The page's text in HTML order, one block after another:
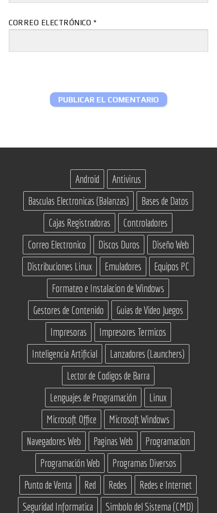
CORREO ELECTRÓNICO *
Android
Antivirus
Basculas Electronicas (Balanzas)
Bases de Datos
Cajas Registradoras
Controladores
Correo Electronico
Discos Duros
Diseño Web
Distribuciones Linux
Emuladores
Equipos PC
Formateo e Instalacion de Windows
Gestores de Contenido
Guias de Video Juegos
Impresoras
Impresores Termicos
Inteligencia Artificial
Lanzadores (Launchers)
Lector de Codigos de Barra
Lenguajes de Programación
Linux
Microsoft Office
Microsoft Windows
Navegadores Web
Paginas Web
Programacion
Programación Web
Programas Diversos
Punto de Venta
Red Redes
Redes e Internet
Seguridad Informatica
Simbolo del Sistema (CMD)